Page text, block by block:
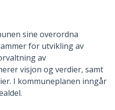
sine overordna
for utvikling av
av
visjon og verdier, samt
I kommuneplanen inngår